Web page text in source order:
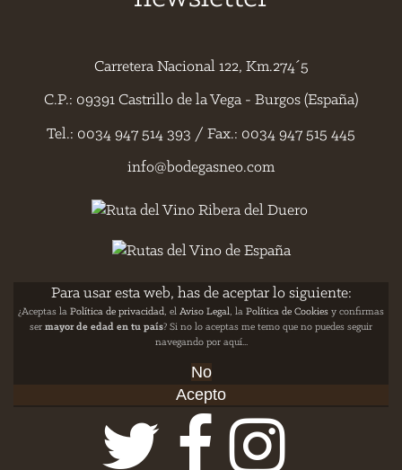
Carretera Nacional 122, Km.274´5
C.P.: 09391 Castrillo de la Vega - Burgos (España)
Tel.: 0034 947 514 393 / Fax.: 0034 947 515 445
info@bodegasneo.com
Para usar esta web, has de aceptar lo siguiente:
¿Aceptas la Política de privacidad, el Aviso Legal, la Política de Cookies y confirmas
ser mayor de edad en tu país? Si no lo aceptas me temo que no puedes seguir
navegando por aquí...
No
Acepto